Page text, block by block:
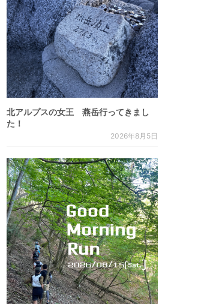
北アルプスの女王 燕岳行ってきまし
た！
2026年8月5日